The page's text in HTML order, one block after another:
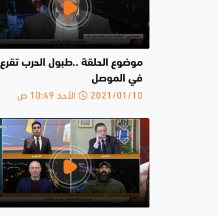
موضوع الحلقة ..طبول الحرب تقرع
في الموصل
2021/01/10 الأحد 10:49 ص